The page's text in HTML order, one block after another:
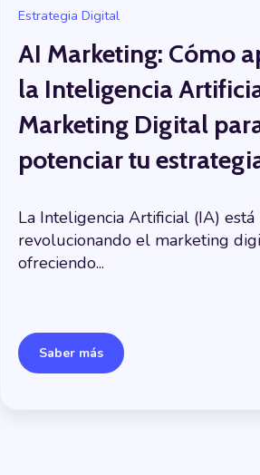
Estrategia Digital
AI Marketing: Cómo
la Inteligencia
Marketing Digital
potenciar tu
La Inteligencia Artificial (IA) está
revolucionando el marketing
ofreciendo...
Saber más